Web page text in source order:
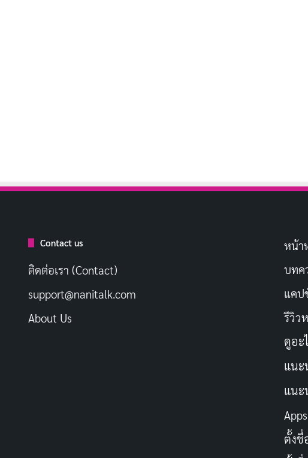
Contact us
ติดต่อเรา (Contact)
support@nanitalk.com
About Us
หน้า
บทค
แคป
รีวิว
ดูอะ
แนะ
แนะ
Apps
ตั้งชื่